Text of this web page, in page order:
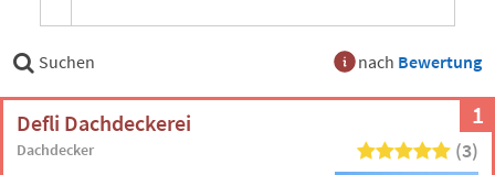
Suchen nach Bewertung
1
Defli Dachdeckerei
Dachdecker (3)